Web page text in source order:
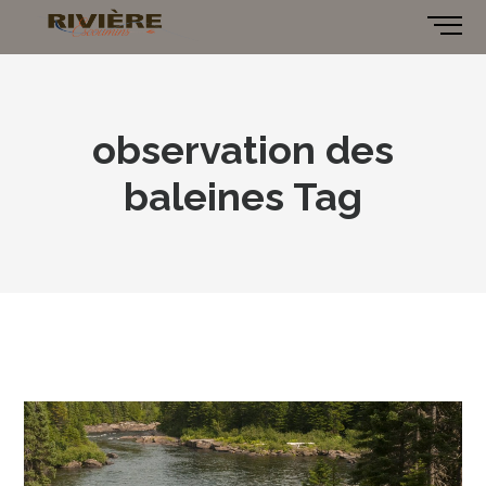
observation des
baleines Tag